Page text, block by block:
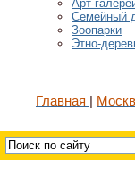
Арт-
Семейный
Зоопарки
Этно-
Главная